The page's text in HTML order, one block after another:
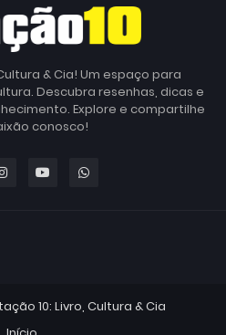
& Cia! Um espaço para
Descubra resenhas, dicas e
Explore e compartilhe
conosco!
10: Livro, Cultura & Cia